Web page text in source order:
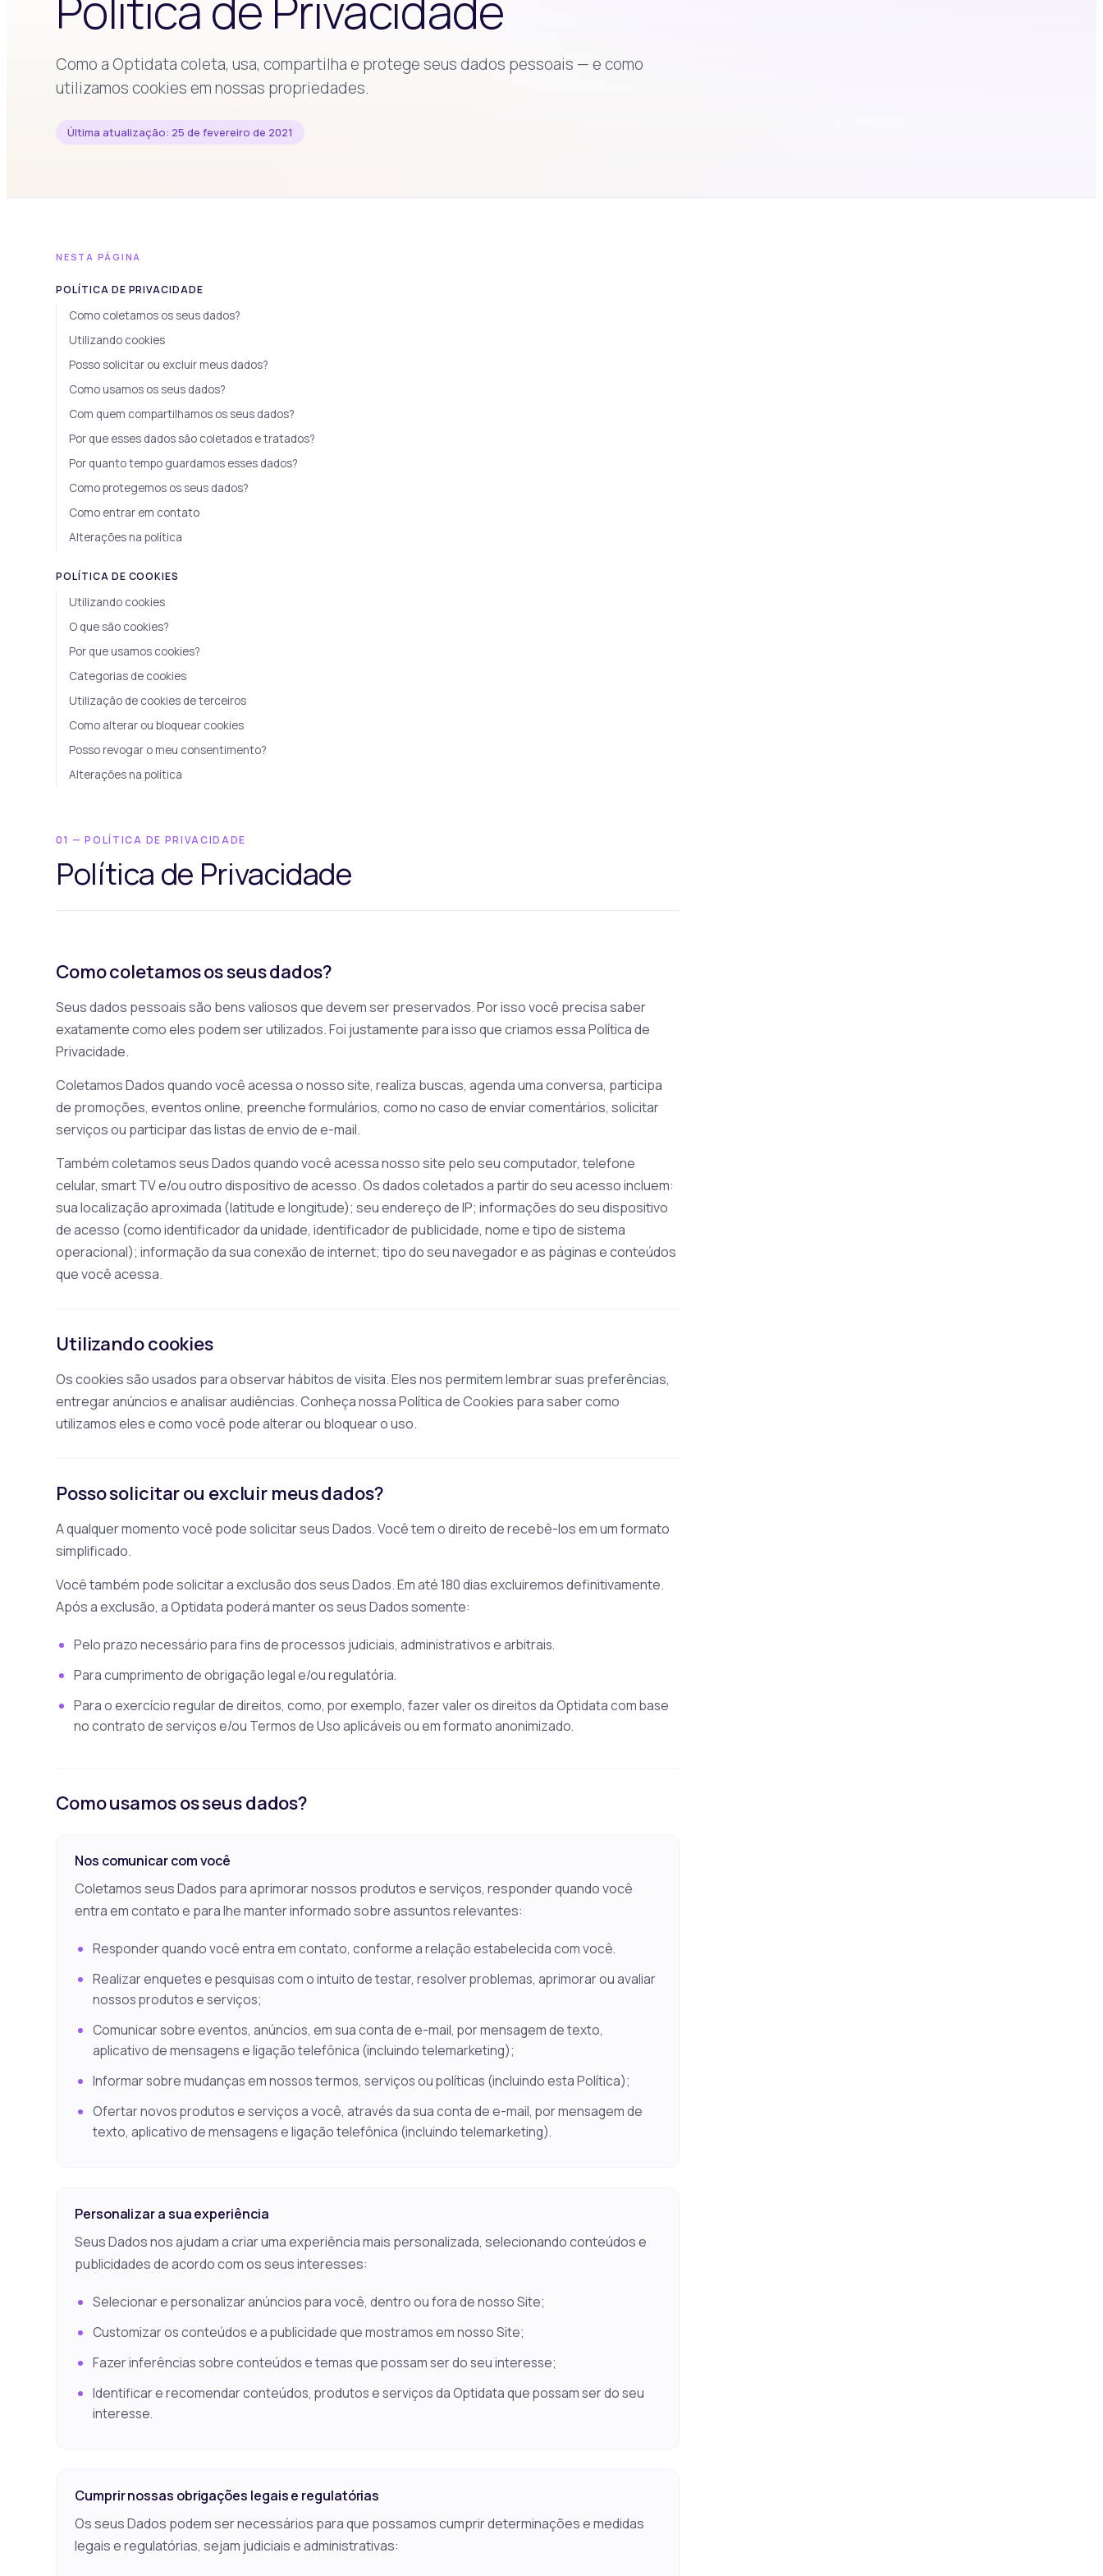
Como a Optidata coleta, usa, compartilha e protege seus dados pessoais — e como
utilizamos cookies em nossas propriedades.
Última atualização: 25 de fevereiro de 2021
NESTA PÁGINA
POLÍTICA DE PRIVACIDADE
Como coletamos os seus dados?
Utilizando cookies
Posso solicitar ou excluir meus dados?
Como usamos os seus dados?
Com quem compartilhamos os seus dados?
Por que esses dados são coletados e tratados?
Por quanto tempo guardamos esses dados?
Como protegemos os seus dados?
Como entrar em contato
Alterações na política
POLÍTICA DE COOKIES
Utilizando cookies
O que são cookies?
Por que usamos cookies?
Categorias de cookies
Utilização de cookies de terceiros
Como alterar ou bloquear cookies
Posso revogar o meu consentimento?
Alterações na política
01 — POLÍTICA DE PRIVACIDADE
Política de Privacidade
Como coletamos os seus dados?
Seus dados pessoais são bens valiosos que devem ser preservados. Por isso você precisa saber
exatamente como eles podem ser utilizados. Foi justamente para isso que criamos essa Política de
Privacidade.
Coletamos Dados quando você acessa o nosso site, realiza buscas, agenda uma conversa, participa
de promoções, eventos online, preenche formulários, como no caso de enviar comentários, solicitar
serviços ou participar das listas de envio de e-mail.
Também coletamos seus Dados quando você acessa nosso site pelo seu computador, telefone
celular, smart TV e/ou outro dispositivo de acesso. Os dados coletados a partir do seu acesso incluem:
sua localização aproximada (latitude e longitude); seu endereço de IP; informações do seu dispositivo
de acesso (como identificador da unidade, identificador de publicidade, nome e tipo de sistema
operacional); informação da sua conexão de internet; tipo do seu navegador e as páginas e conteúdos
que você acessa.
Utilizando cookies
Os cookies são usados para observar hábitos de visita. Eles nos permitem lembrar suas preferências,
entregar anúncios e analisar audiências. Conheça nossa Política de Cookies para saber como
utilizamos eles e como você pode alterar ou bloquear o uso.
Posso solicitar ou excluir meus dados?
A qualquer momento você pode solicitar seus Dados. Você tem o direito de recebê-los em um formato
simplificado.
Você também pode solicitar a exclusão dos seus Dados. Em até 180 dias excluiremos definitivamente.
Após a exclusão, a Optidata poderá manter os seus Dados somente:
Pelo prazo necessário para fins de processos judiciais, administrativos e arbitrais.
Para cumprimento de obrigação legal e/ou regulatória.
Para o exercício regular de direitos, como, por exemplo, fazer valer os direitos da Optidata com base
no contrato de serviços e/ou Termos de Uso aplicáveis ou em formato anonimizado.
Como usamos os seus dados?
Nos comunicar com você
Coletamos seus Dados para aprimorar nossos produtos e serviços, responder quando você
entra em contato e para lhe manter informado sobre assuntos relevantes:
Responder quando você entra em contato, conforme a relação estabelecida com você.
Realizar enquetes e pesquisas com o intuito de testar, resolver problemas, aprimorar ou avaliar
nossos produtos e serviços;
Comunicar sobre eventos, anúncios, em sua conta de e-mail, por mensagem de texto,
aplicativo de mensagens e ligação telefônica (incluindo telemarketing);
Informar sobre mudanças em nossos termos, serviços ou políticas (incluindo esta Política);
Ofertar novos produtos e serviços a você, através da sua conta de e-mail, por mensagem de
texto, aplicativo de mensagens e ligação telefônica (incluindo telemarketing).
Personalizar a sua experiência
Seus Dados nos ajudam a criar uma experiência mais personalizada, selecionando conteúdos e
publicidades de acordo com os seus interesses:
Selecionar e personalizar anúncios para você, dentro ou fora de nosso Site;
Customizar os conteúdos e a publicidade que mostramos em nosso Site;
Fazer inferências sobre conteúdos e temas que possam ser do seu interesse;
Identificar e recomendar conteúdos, produtos e serviços da Optidata que possam ser do seu
interesse.
Cumprir nossas obrigações legais e regulatórias
Os seus Dados podem ser necessários para que possamos cumprir determinações e medidas
legais e regulatórias, sejam judiciais e administrativas: